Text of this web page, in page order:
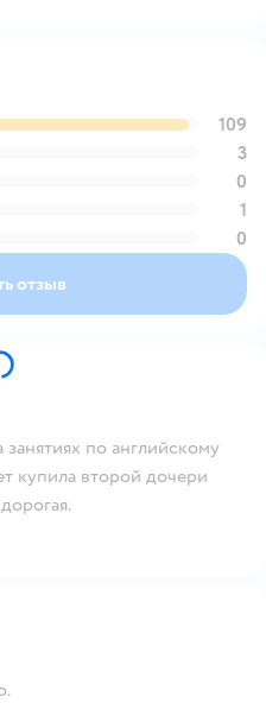
109
3
0
1
0
отзыв
по английскому
купила второй дочери